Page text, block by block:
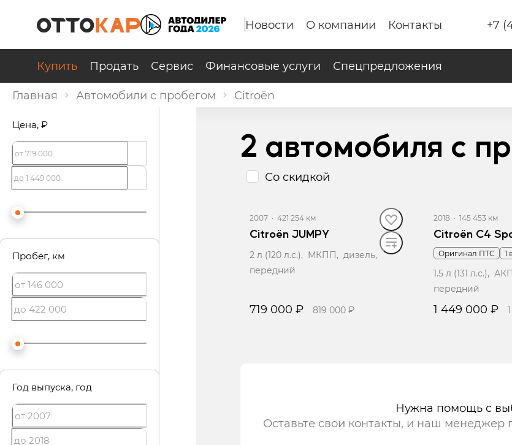
Новости О компании Контакты +7
Купить Продать Сервис Финансовые услуги Спецпредложения
Главная
Автомобили с пробегом Citroën
Цена, ₽
Пробег, км
Год выпуска, год
2 автомобиля с
Со скидкой
2007 · 421 254 км
Citroën JUMPY
2 л (120 л.с.), МКПП, дизель,
передний
719 000 ₽ 819 000 ₽
2018 · 145 453 км
Citroën C4
Оригинал ПТС 1
1.5 л (131 л.с.),
передний
1 449 000 ₽
Нужна помощь с
Оставьте свои контакты, и наш менеджер